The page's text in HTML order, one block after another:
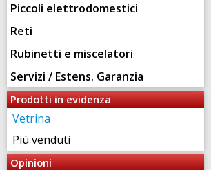
Piccoli elettrodomestici
Reti
Rubinetti e miscelatori
Servizi / Estens. Garanzia
Prodotti in evidenza
Vetrina
Più venduti
Opinioni